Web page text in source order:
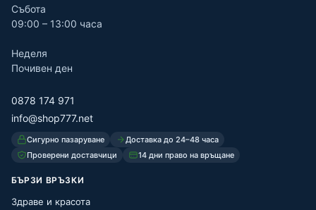
Събота
09:00 – 13:00 часа
Неделя
Почивен ден
0878 174 971
info@shop777.net
Сигурно пазаруване
Доставка до 24–48 часа
Проверени доставчици
14 дни право на връщане
БЪРЗИ ВРЪЗКИ
Здраве и красота